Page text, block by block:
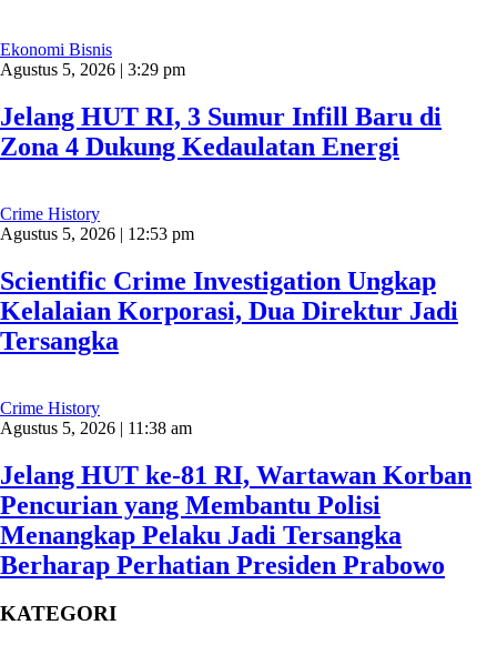
Ekonomi Bisnis
Agustus 5, 2026 | 3:29 pm
Jelang HUT RI, 3 Sumur Infill Baru di
Zona 4 Dukung Kedaulatan Energi
Crime History
Agustus 5, 2026 | 12:53 pm
Scientific Crime Investigation Ungkap
Kelalaian Korporasi, Dua Direktur Jadi
Tersangka
Crime History
Agustus 5, 2026 | 11:38 am
Jelang HUT ke-81 RI, Wartawan Korban
Pencurian yang Membantu Polisi
Menangkap Pelaku Jadi Tersangka
Berharap Perhatian Presiden Prabowo
KATEGORI